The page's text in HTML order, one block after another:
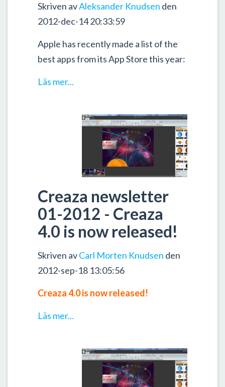
Skriven avAleksander Knudsen den
2012-dec-14 20:33:59
Apple has recently made a list of the
best apps from its App Store this year:
Läs mer...
Creaza newsletter
01-2012 - Creaza
4.0 is now released!
Skriven avCarl Morten Knudsen den
2012-sep-18 13:05:56
Creaza 4.0 is now released!
Läs mer...